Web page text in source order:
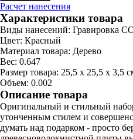
Расчет нанесения
Характеристики товара
Виды нанесений: Гравировка
Цвет: Красный
Материал товара: Дерево
Вес: 0.647
Размер товара: 25,5 х 25,5 x 3,5
Объем: 0.002
Описание товара
Оригинальный и стильный
утонченным стилем и
думать над подарком - просто